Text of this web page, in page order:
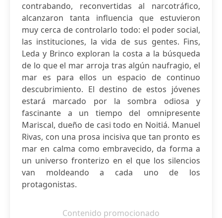
contrabando, reconvertidas al narcotráfico,
alcanzaron tanta influencia que estuvieron
muy cerca de controlarlo todo: el poder social,
las instituciones, la vida de sus gentes. Fins,
Leda y Brinco exploran la costa a la búsqueda
de lo que el mar arroja tras algún naufragio, el
mar es para ellos un espacio de continuo
descubrimiento. El destino de estos jóvenes
estará marcado por la sombra odiosa y
fascinante a un tiempo del omnipresente
Mariscal, dueño de casi todo en Noitiá. Manuel
Rivas, con una prosa incisiva que tan pronto es
mar en calma como embravecido, da forma a
un universo fronterizo en el que los silencios
van moldeando a cada uno de los
protagonistas.
Contenido promocionado